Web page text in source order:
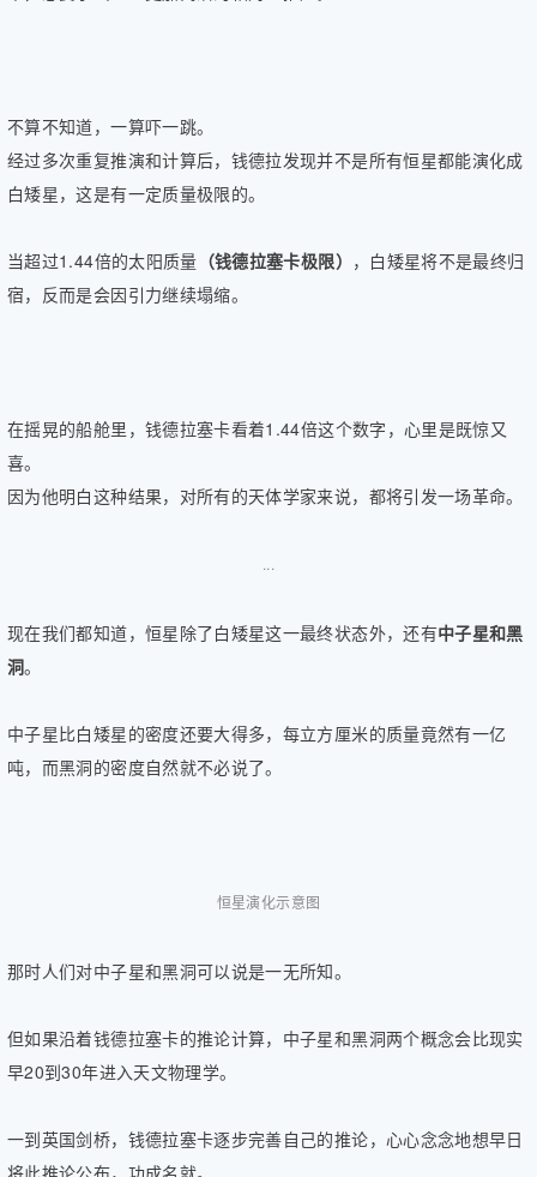
不算不知道，一算吓一跳。
经过多次重复推演和计算后，钱德拉发现并不是所有恒星都能演化成
白矮星，这是有一定质量极限的。
当超过1.44倍的太阳质量 （钱德拉塞卡极限） ，白矮星将不是最终归
宿，反而是会因引力继续塌缩。
在摇晃的船舱里，钱德拉塞卡看着1.44倍这个数字，心里是既惊又
喜。
因为他明白这种结果，对所有的天体学家来说，都将引发一场革命。
...
现在我们都知道，恒星除了白矮星这一最终状态外，还有中子星和黑
洞。
中子星比白矮星的密度还要大得多，每立方厘米的质量竟然有一亿
吨，而黑洞的密度自然就不必说了。
恒星演化示意图
那时人们对中子星和黑洞可以说是一无所知。
但如果沿着钱德拉塞卡的推论计算，中子星和黑洞两个概念会比现实
早20到30年进入天文物理学。
一到英国剑桥，钱德拉塞卡逐步完善自己的推论，心心念念地想早日